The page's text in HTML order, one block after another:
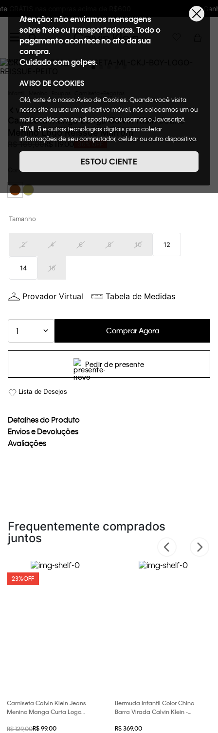
Ganhe 10% de GIFTBACK em todas as compras
Atenção: não enviamos mensagens
sobre frete ou transportadoras. Todo o
pagamento acontece no ato da sua
compra.
Cuidado com golpes.
AVISO DE COOKIES
Olá, este é o nosso Aviso de Cookies. Quando você visita
nosso site ou usa um aplicativo móvel, nós colocamos um ou
mais cookies em seu dispositivo ou usamos o Javascript,
HTML 5 e outras tecnologias digitais para coletar
informações de seu computador, celular ou outro dispositivo.
de cookies, informaremos quais cookies usaremos e quais
suas funções. A forma como processamos os dados
nosso Aviso de Privacidade. Quando você visita nosso site,
consideraremos isso como sua solicitação específica para
entre outros, a capacidade de comprar um item em nossa
ESTOU CIENTE
VOLTAR
Camiseta Manga Longa Calvin Klein Jeans
Menino Logo Reissue Marrom
169,00R$119,00 OFF
CorMarrom
Tamanho
2 4 6 8 10 12
14 16
Provador Virtual Tabela de Medidas
1 Comprar Agora
Pedir de presente
Detalhes do Produto
Envios e Devoluções
Avaliações
Frequentemente comprados
juntos
23%OFF
Camiseta Calvin Klein Jeans
Menino Manga Curta Logo
R$ 129,00R$ 99,00
Bermuda Infantil Color Chino
Barra Virada Calvin Klein -
R$ 369,00